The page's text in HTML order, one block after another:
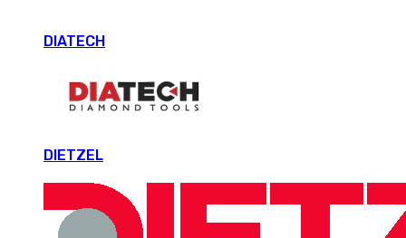
DIATECH
DIETZEL